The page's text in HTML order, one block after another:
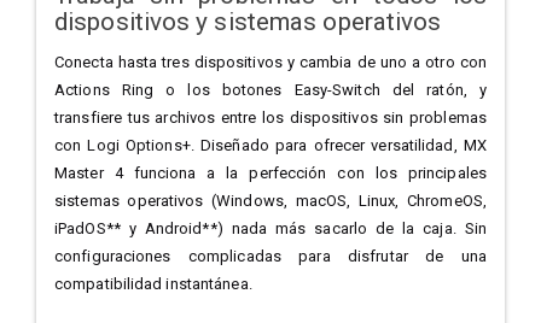
dispositivos y sistemas operativos
Conecta hasta tres dispositivos y cambia de uno a otro con
Actions Ring o los botones Easy-Switch del ratón, y
transfiere tus archivos entre los dispositivos sin problemas
con Logi Options+. Diseñado para ofrecer versatilidad, MX
Master 4 funciona a la perfección con los principales
sistemas operativos (Windows, macOS, Linux, ChromeOS,
iPadOS** y Android**) nada más sacarlo de la caja. Sin
configuraciones complicadas para disfrutar de una
compatibilidad instantánea.